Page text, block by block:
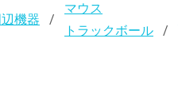
機器
マウス
トラックボール